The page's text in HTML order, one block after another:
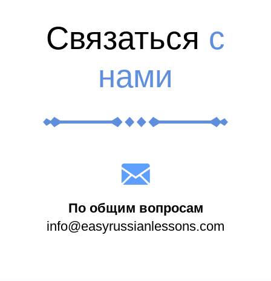
Связаться с
нами
По общим вопросам
info@easyrussianlessons.com